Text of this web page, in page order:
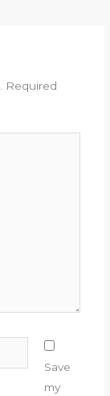
Required
Save
my